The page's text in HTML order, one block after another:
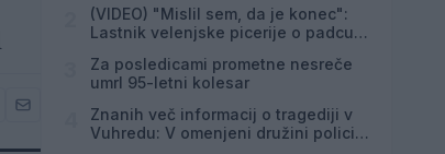
(VIDEO) "Mislil sem, da je konec":
Lastnik velenjske picerije o padcu s
Za posledicami prometne nesreče
umrl 95-letni kolesar
Znanih več informacij o tragediji v
Vuhredu: V omenjeni družini policija